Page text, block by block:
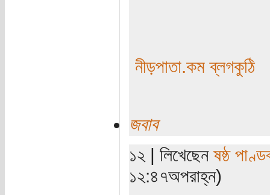
নীড়পাতা.কম ব্লগকুঠি
জবাব
১২ | লিখেছেন ষষ্ঠ
১২:৪৭অপরাহ্ন)